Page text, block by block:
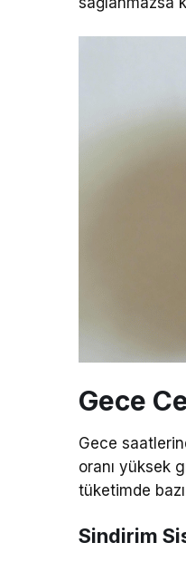
Gece
Gece
oranı yüksek
tüketimde
Sindirim